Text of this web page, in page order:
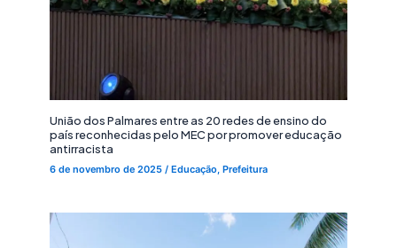
União dos Palmares entre as 20 redes de ensino do
país reconhecidas pelo MEC por promover educação
antirracista
6 de novembro de 2025/Educação,Prefeitura